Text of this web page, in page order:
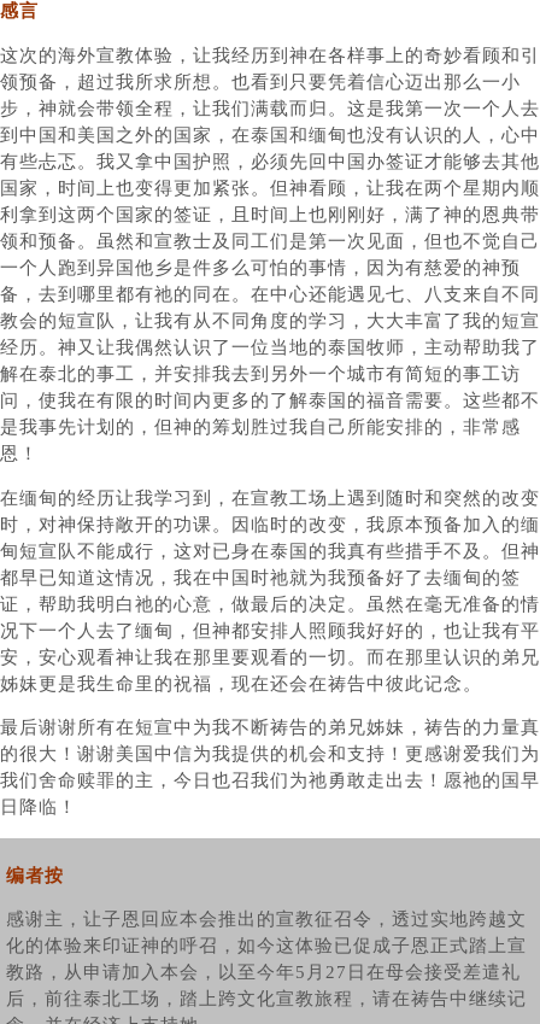
感言
这次的海外宣教体验，让我经历到神在各样事上的奇妙看顾和引
领预备，超过我所求所想。也看到只要凭着信心迈出那么一小
步，神就会带领全程，让我们满载而归。这是我第一次一个人去
到中国和美国之外的国家，在泰国和缅甸也没有认识的人，心中
有些忐忑。我又拿中国护照，必须先回中国办签证才能够去其他
国家，时间上也变得更加紧张。但神看顾，让我在两个星期内顺
利拿到这两个国家的签证，且时间上也刚刚好，满了神的恩典带
领和预备。虽然和宣教士及同工们是第一次见面，但也不觉自己
一个人跑到异国他乡是件多么可怕的事情，因为有慈爱的神预
备，去到哪里都有祂的同在。在中心还能遇见七、八支来自不同
教会的短宣队，让我有从不同角度的学习，大大丰富了我的短宣
经历。神又让我偶然认识了一位当地的泰国牧师，主动帮助我了
解在泰北的事工，并安排我去到另外一个城市有简短的事工访
问，使我在有限的时间内更多的了解泰国的福音需要。这些都不
是我事先计划的，但神的筹划胜过我自己所能安排的，非常感
恩！
在缅甸的经历让我学习到，在宣教工场上遇到随时和突然的改变
时，对神保持敞开的功课。因临时的改变，我原本预备加入的缅
甸短宣队不能成行，这对已身在泰国的我真有些措手不及。但神
都早已知道这情况，我在中国时祂就为我预备好了去缅甸的签
证，帮助我明白祂的心意，做最后的决定。虽然在毫无准备的情
况下一个人去了缅甸，但神都安排人照顾我好好的，也让我有平
安，安心观看神让我在那里要观看的一切。而在那里认识的弟兄
姊妹更是我生命里的祝福，现在还会在祷告中彼此记念。
最后谢谢所有在短宣中为我不断祷告的弟兄姊妹，祷告的力量真
的很大！谢谢美国中信为我提供的机会和支持！更感谢爱我们为
我们舍命赎罪的主，今日也召我们为祂勇敢走出去！愿祂的国早
日降临！
编者按
感谢主，让子恩回应本会推出的宣教征召令，透过实地跨越文
化的体验来印证神的呼召，如今这体验已促成子恩正式踏上宣
教路，从申请加入本会，以至今年5月27日在母会接受差遣礼
后，前往泰北工场，踏上跨文化宣教旅程，请在祷告中继续记